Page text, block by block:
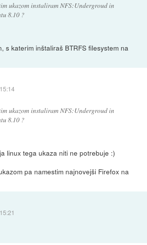
ukazom instaliram NFS:Undergroud in
8.10 ?
s katerim inštaliraš BTRFS filesystem na
ukazom instaliram NFS:Undergroud in
8.10 ?
linux tega ukaza niti ne potrebuje :)
pa namestim najnovejši Firefox na